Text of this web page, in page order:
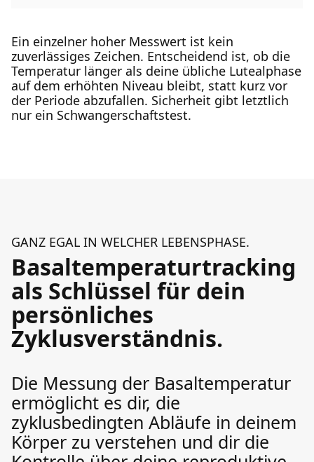
Ein einzelner hoher Messwert ist kein
zuverlässiges Zeichen. Entscheidend ist, ob die
Temperatur länger als deine übliche Lutealphase
auf dem erhöhten Niveau bleibt, statt kurz vor
der Periode abzufallen. Sicherheit gibt letztlich
nur ein Schwangerschaftstest.
GANZ EGAL IN WELCHER LEBENSPHASE.
Basaltemperaturtracking
als Schlüssel für dein
persönliches
Zyklusverständnis.
Die Messung der Basaltemperatur
ermöglicht es dir, die
zyklusbedingten Abläufe in deinem
Körper zu verstehen und dir die